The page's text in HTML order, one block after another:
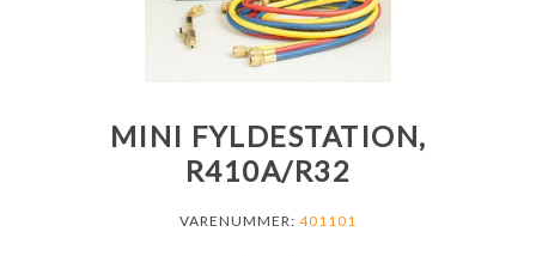
MINI FYLDESTATION,
R410A/R32
VARENUMMER: 401101